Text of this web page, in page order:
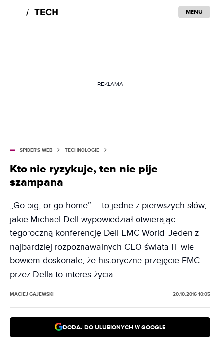
MENU
REKLAMA
SPIDER'S WEB TECHNOLOGIE
Kto nie ryzykuje, ten nie pije
szampana
„Go big, or go home” – to jedne z pierwszych słów,
jakie Michael Dell wypowiedział otwierając
tegoroczną konferencję Dell EMC World. Jeden z
najbardziej rozpoznawalnych CEO świata IT wie
bowiem doskonale, że historyczne przejęcie EMC
przez Della to interes życia.
MACIEJ GAJEWSKI 20.10.2016 10:05
DODAJ DO ULUBIONYCH W GOOGLE